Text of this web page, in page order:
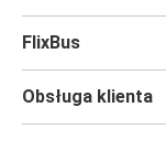
FlixBus
Obsługa klienta